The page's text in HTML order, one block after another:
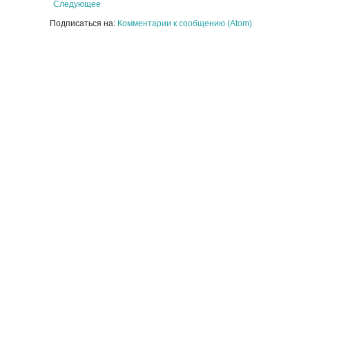
Следующее
Подписаться на: Комментарии к сообщению (Atom)